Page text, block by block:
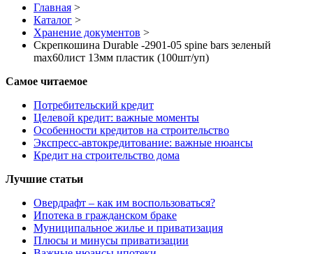
Главная >
Каталог >
Хранение документов >
Скрепкошина Durable -2901-05 spine bars зеленый
max60лист 13мм пластик (100шт/уп)
Самое читаемое
Потребительский кредит
Целевой кредит: важные моменты
Особенности кредитов на строительство
Экспресс-автокредитование: важные нюансы
Кредит на строительство дома
Лучшие статьи
Овердрафт – как им воспользоваться?
Ипотека в гражданском браке
Муниципальное жилье и приватизация
Плюсы и минусы приватизации